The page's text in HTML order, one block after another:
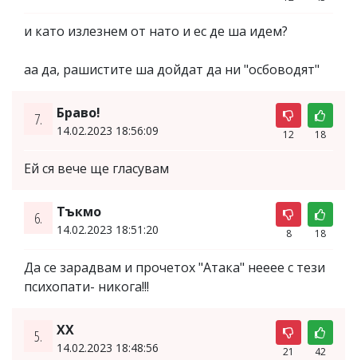
и като излезнем от нато и ес де ша идем?
аа да, рашистите ша дойдат да ни "осбоводят"
7. Браво!
14.02.2023 18:56:09 12 18
Ей ся вече ще гласувам
6. Тъкмо
14.02.2023 18:51:20 8 18
Да се зарадвам и прочетох "Атака" нееее с тези
психопати- никога!!!
5. XX
14.02.2023 18:48:56 21 42